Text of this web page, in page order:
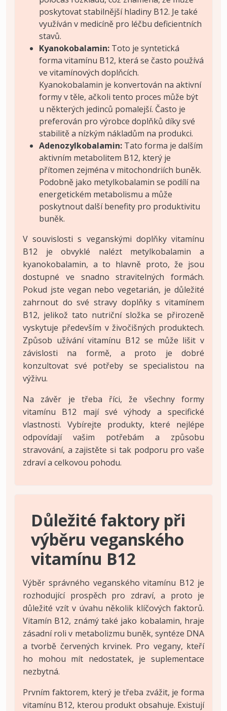
poskytovat stabilnější hladiny B12. Je také
využíván v medicíně pro léčbu deficientních
stavů.
Kyanokobalamin: Toto je syntetická
forma vitamínu B12, která se často používá
ve vitamínových doplňcích.
Kyanokobalamin je konvertován na aktivní
formy v těle, ačkoli tento proces může být
u některých jedinců pomalejší. Často je
preferován pro výrobce doplňků díky své
stabilitě a nízkým nákladům na produkci.
Adenozylkobalamin: Tato forma je dalším
aktivním metabolitem B12, který je
přítomen zejména v mitochondriích buněk.
Podobně jako metylkobalamin se podílí na
energetickém metabolismu a může
poskytnout další benefity pro produktivitu
buněk.
V souvislosti s veganskými doplňky vitamínu
B12 je obvyklé nalézt metylkobalamin a
kyanokobalamin, a to hlavně proto, že jsou
dostupné ve snadno stravitelných formách.
Pokud jste vegan nebo vegetarián, je důležité
zahrnout do své stravy doplňky s vitamínem
B12, jelikož tato nutriční složka se přirozeně
vyskytuje především v živočišných produktech.
Způsob užívání vitamínu B12 se může lišit v
závislosti na formě, a proto je dobré
konzultovat své potřeby se specialistou na
výživu.
Na závěr je třeba říci, že všechny formy
vitamínu B12 mají své výhody a specifické
vlastnosti. Vybírejte produkty, které nejlépe
odpovídají vašim potřebám a způsobu
stravování, a zajistěte si tak podporu pro vaše
zdraví a celkovou pohodu.
Důležité faktory při
výběru veganského
vitamínu B12
Výběr správného veganského vitamínu B12 je
rozhodující prospěch pro zdraví, a proto je
důležité vzít v úvahu několik klíčových faktorů.
Vitamín B12, známý také jako kobalamin, hraje
zásadní roli v metabolizmu buněk, syntéze DNA
a tvorbě červených krvinek. Pro vegany, kteří
ho mohou mít nedostatek, je suplementace
nezbytná.
Prvním faktorem, který je třeba zvážit, je forma
vitamínu B12, kterou produkt obsahuje. Existují